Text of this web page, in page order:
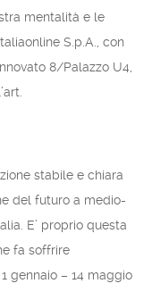
mentalità e le
S.p.A., con
8/Palazzo U4,
stabile e chiara
del futuro a medio-
E’ proprio questa
fa soffrire
gennaio – 14 maggio